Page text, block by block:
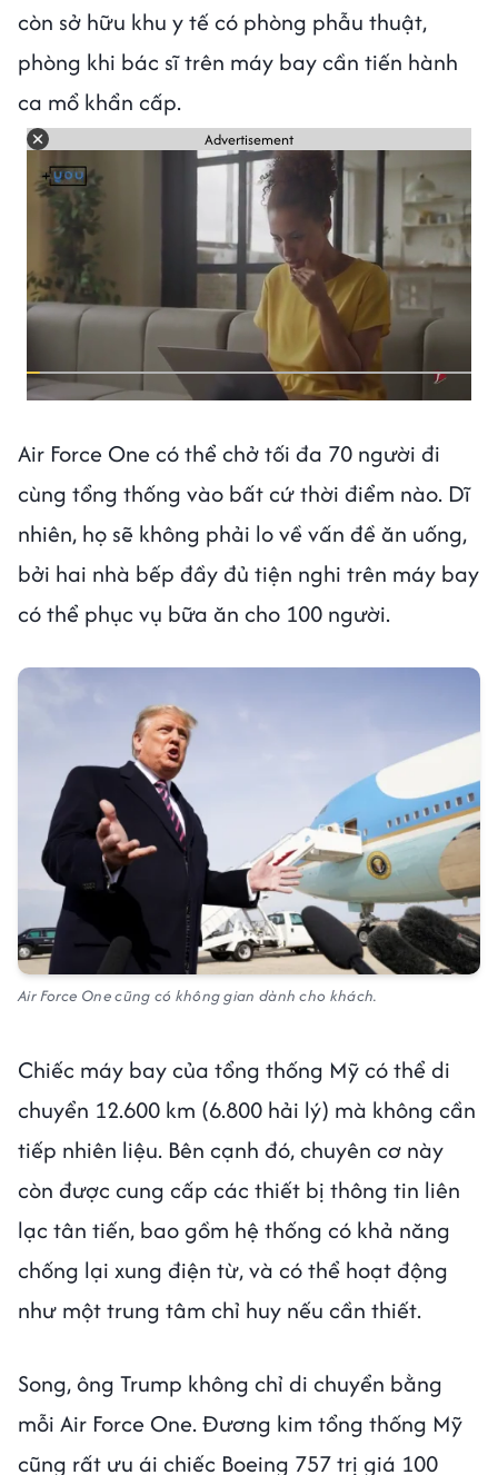
còn sở hữu khu y tế có phòng phẫu thuật,
phòng khi bác sĩ trên máy bay cần tiến hành
ca mổ khẩn cấp.
Advertisement
Air Force One có thể chở tối đa 70 người đi
cùng tổng thống vào bất cứ thời điểm nào. Dĩ
nhiên, họ sẽ không phải lo về vấn đề ăn uống,
bởi hai nhà bếp đầy đủ tiện nghi trên máy bay
có thể phục vụ bữa ăn cho 100 người.
Air Force One cũng có không gian dành cho khách.
Chiếc máy bay của tổng thống Mỹ có thể di
chuyển 12.600 km (6.800 hải lý) mà không cần
tiếp nhiên liệu. Bên cạnh đó, chuyên cơ này
còn được cung cấp các thiết bị thông tin liên
lạc tân tiến, bao gồm hệ thống có khả năng
chống lại xung điện từ, và có thể hoạt động
như một trung tâm chỉ huy nếu cần thiết.
Song, ông Trump không chỉ di chuyển bằng
mỗi Air Force One. Đương kim tổng thống Mỹ
cũng rất ưu ái chiếc Boeing 757 trị giá 100